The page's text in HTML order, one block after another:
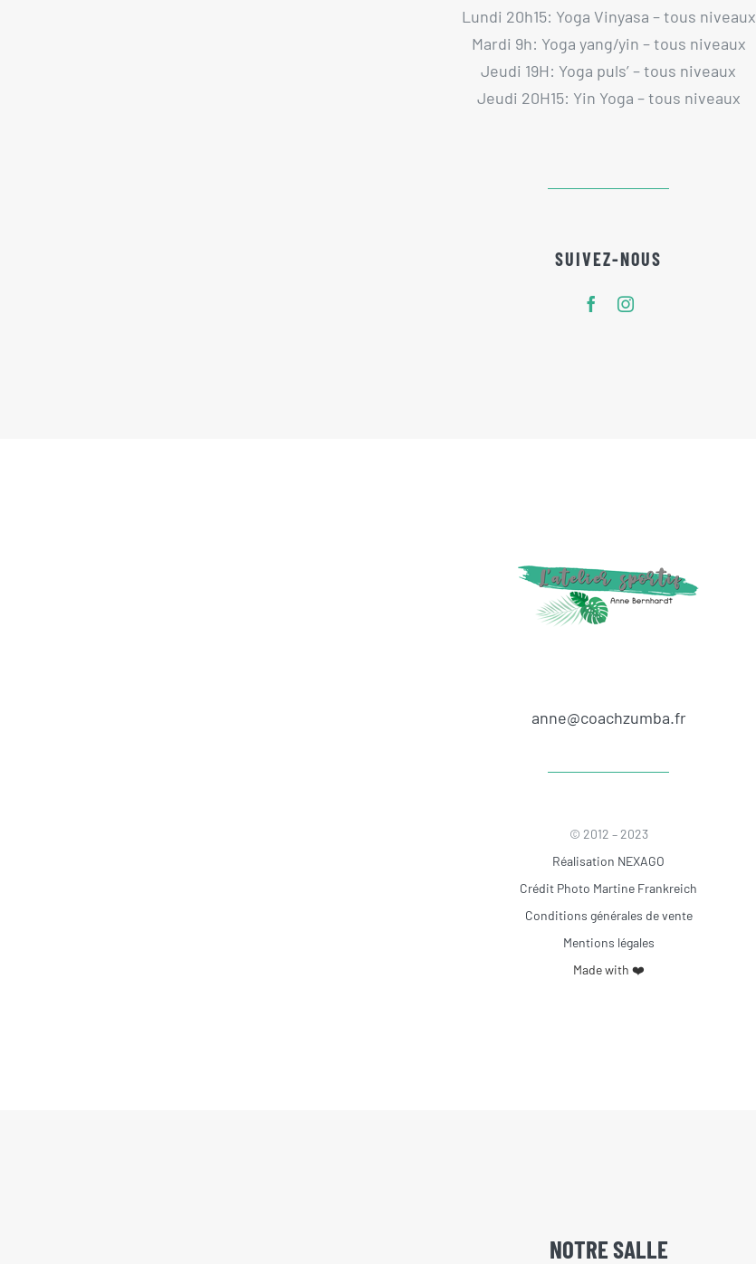
Lundi 20h15: Yoga Vinyasa – tous niveaux
Mardi 9h: Yoga yang/yin – tous niveaux
Jeudi 19H: Yoga puls’ – tous niveaux
Jeudi 20H15: Yin Yoga – tous niveaux
SUIVEZ-NOUS
anne@coachzumba.fr
© 2012 – 2023
Réalisation NEXAGO
Crédit Photo Martine Frankreich
Conditions générales de vente
Mentions légales
Made with ❤️
NOTRE SALLE